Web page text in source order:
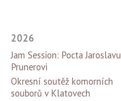
2026
Jam Session: Pocta Jaroslavu
Prunerovi
Okresní soutěž komorních
souborů v Klatovech